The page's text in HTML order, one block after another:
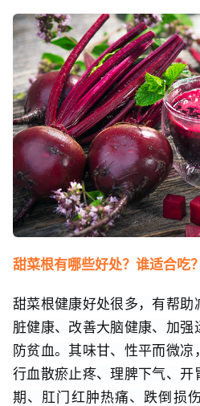
甜菜根有哪些好处？谁适合吃？
甜菜根健康好处很多，有帮
脏健康、改善大脑健康、加
防贫血。其味甘、性平而微凉
行血散瘀止疼、理脾下气、开
期、肛门红肿热痛、跌倒损